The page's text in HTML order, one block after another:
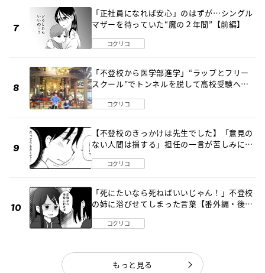
「正社員になれば安心」のはずが…シングル
マザーを待っていた“魔の２年間”【前編】
コクリコ
「不登校から医学部進学」“ラップとフリー
スクール”でトンネルを脱して高校受験へ
コクリコ
【不登校のきっかけは先生でした】「意見の
ない人間は損する」担任の一言が苦しみに…
コクリコ
「死にたいなら死ねばいいじゃん！」不登校
の姉に浴びせてしまった言葉【番外編・後
コクリコ
もっと見る